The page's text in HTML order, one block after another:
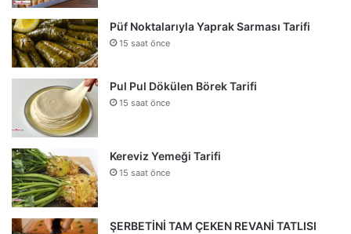
Püf Noktalarıyla Yaprak Sarması Tarifi
15 saat önce
Pul Pul Dökülen Börek Tarifi
15 saat önce
Kereviz Yemeği Tarifi
15 saat önce
ŞERBETİNİ TAM ÇEKEN REVANİ TATLISI